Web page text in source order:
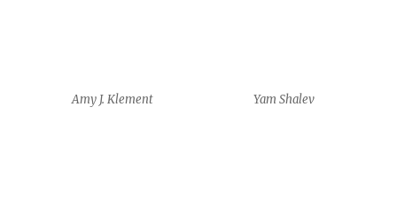
Frédéric Krauke Frédéric Krauke